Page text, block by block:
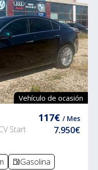
Vehículo de ocasión
Start
117€ / Mes
7.950€
Gasolina